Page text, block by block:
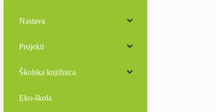
Nastava
Projekti
Školska knjižnica
Eko-škola